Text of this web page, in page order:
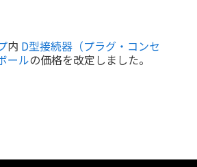
内 D型接続器（プラグ・コンセ
ールの価格を改定しました。